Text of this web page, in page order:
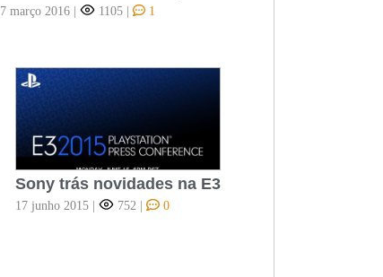
7 março 2016 | 1105 | 1
Sony trás novidades na E3
17 junho 2015 | 752 | 0